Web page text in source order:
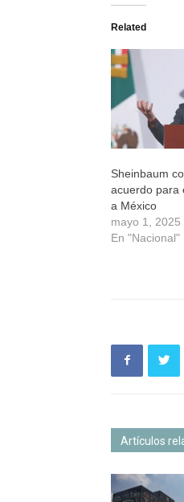
Twitter
abre
una
ventana
nueva)
una
Related
Sheinbaum
acuerdo para
a México
mayo 1, 2025
En "Nacional"
Artículos